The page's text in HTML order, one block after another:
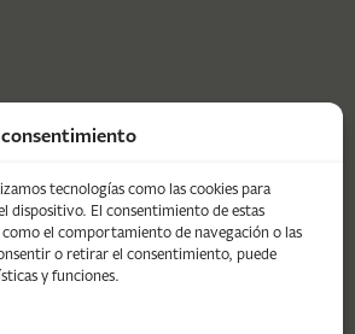
tecnologías como las cookies para
dispositivo. El consentimiento de estas
el comportamiento de navegación o las
o retirar el consentimiento, puede
y funciones.